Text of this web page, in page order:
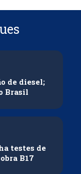
de diesel;
Brasil
testes de
B17